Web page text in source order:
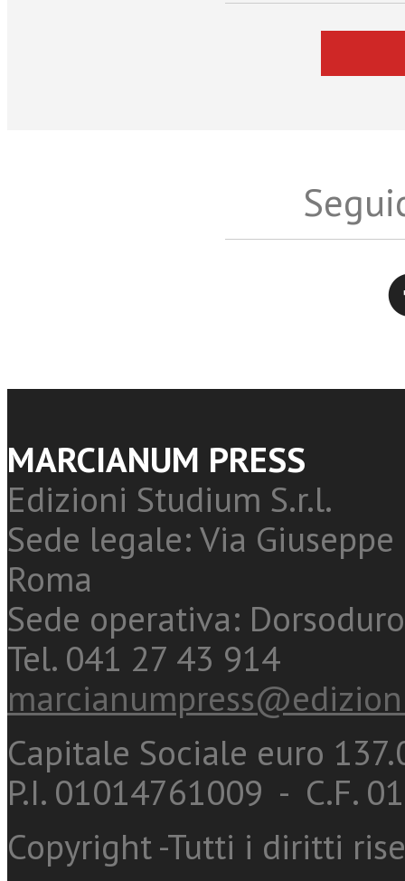
MARCIANUM PRESS
Edizioni Studium S.r.l.
Sede legale: Via
Roma
Sede operativa:
Tel. 041 27 43 914
Capitale Sociale euro
P.I. 01014761009 - C.F.
Copyright -Tutti i diritti